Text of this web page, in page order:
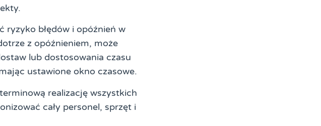
ryzyko błędów i opóźnień w
z opóźnieniem, może
lub dostosowania czasu
ustawione okno czasowe.
realizację wszystkich
cały personel, sprzęt i